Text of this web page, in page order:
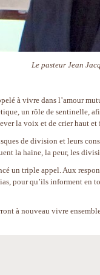
Le pasteur Jean
à vivre dans l’amour
un rôle de sentinelle,
la voix et de crier haut
de division et leurs
la haine, la peur, les
un triple appel. Aux
pour qu’ils informent en
à nouveau vivre